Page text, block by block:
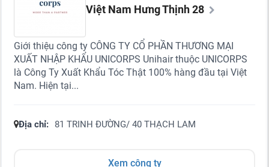
Việt Nam Hưng Thịnh 28
Giới thiệu công ty CÔNG TY CỔ PHẦN THƯƠNG MẠI
XUẤT NHẬP KHẨU UNICORPS Unihair thuộc UNICORPS
là Công Ty Xuất Khẩu Tóc Thật 100% hàng đầu tại Việt
Nam. Hiện tại...
Địa chỉ: 81 TRINH ĐƯỜNG/ 40 THẠCH LAM
Xem công ty